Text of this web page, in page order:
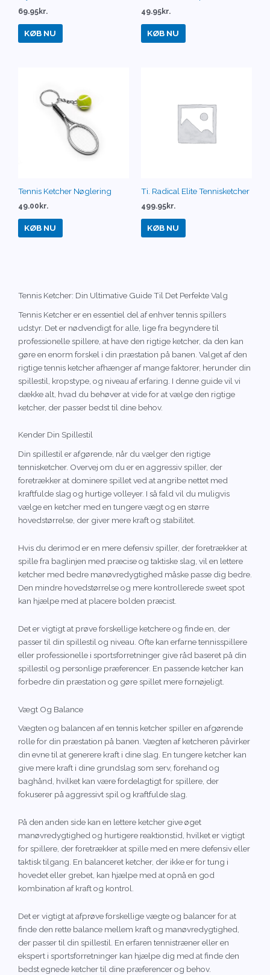
69.95kr.
KØB NU
49.95kr.
KØB NU
Tennis Ketcher Nøglering
49.00 kr.
KØB NU
Ti. Radical Elite Tennisketcher
499.95kr.
KØB NU
Tennis Ketcher: Din Ultimative Guide Til Det Perfekte Valg
Tennis Ketcher er en essentiel del af enhver tennis spillers
udstyr. Det er nødvendigt for alle, lige fra begyndere til
professionelle spillere, at have den rigtige ketcher, da den kan
gøre en enorm forskel i din præstation på banen. Valget af den
rigtige tennis ketcher afhænger af mange faktorer, herunder din
spillestil, kropstype, og niveau af erfaring. I denne guide vil vi
dække alt, hvad du behøver at vide for at vælge den rigtige
ketcher, der passer bedst til dine behov.
Kender Din Spillestil
Din spillestil er afgørende, når du vælger den rigtige
tennisketcher. Overvej om du er en aggressiv spiller, der
foretrækker at dominere spillet ved at angribe nettet med
kraftfulde slag og hurtige volleyer. I så fald vil du muligvis
vælge en ketcher med en tungere vægt og en større
hovedstørrelse, der giver mere kraft og stabilitet.
Hvis du derimod er en mere defensiv spiller, der foretrækker at
spille fra baglinjen med præcise og taktiske slag, vil en lettere
ketcher med bedre manøvredygtighed måske passe dig bedre.
Den mindre hovedstørrelse og mere kontrollerede sweet spot
kan hjælpe med at placere bolden præcist.
Det er vigtigt at prøve forskellige ketchere og finde en, der
passer til din spillestil og niveau. Ofte kan erfarne tennisspillere
eller professionelle i sportsforretninger give råd baseret på din
spillestil og personlige præferencer. En passende ketcher kan
forbedre din præstation og gøre spillet mere fornøjeligt.
Vægt Og Balance
Vægten og balancen af en tennis ketcher spiller en afgørende
rolle for din præstation på banen. Vægten af ketcheren påvirker
din evne til at generere kraft i dine slag. En tungere ketcher kan
give mere kraft i dine grundslag som serv, forehand og
baghånd, hvilket kan være fordelagtigt for spillere, der
fokuserer på aggressivt spil og kraftfulde slag.
På den anden side kan en lettere ketcher give øget
manøvredygtighed og hurtigere reaktionstid, hvilket er vigtigt
for spillere, der foretrækker at spille med en mere defensiv eller
taktisk tilgang. En balanceret ketcher, der ikke er for tung i
hovedet eller grebet, kan hjælpe med at opnå en god
kombination af kraft og kontrol.
Det er vigtigt at afprøve forskellige vægte og balancer for at
finde den rette balance mellem kraft og manøvredygtighed,
der passer til din spillestil. En erfaren tennistræner eller en
ekspert i sportsforretninger kan hjælpe dig med at finde den
bedst egnede ketcher til dine præferencer og behov.